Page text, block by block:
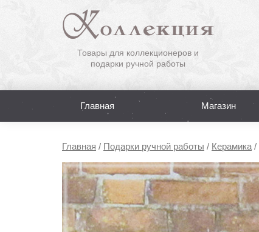
Товары для коллекционеров и
подарки ручной работы
Главная Магазин
Главная / Подарки ручной работы / Керамика /